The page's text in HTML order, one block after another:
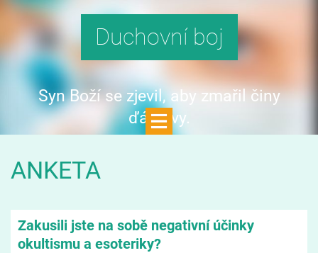
Duchovní boj
Syn Boží se zjevil, aby zmařil činy
ďáblovy.
ANKETA
Zakusili jste na sobě negativní účinky
okultismu a esoteriky?